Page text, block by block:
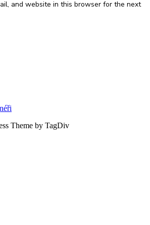
and website in this browser for the next
Theme by TagDiv